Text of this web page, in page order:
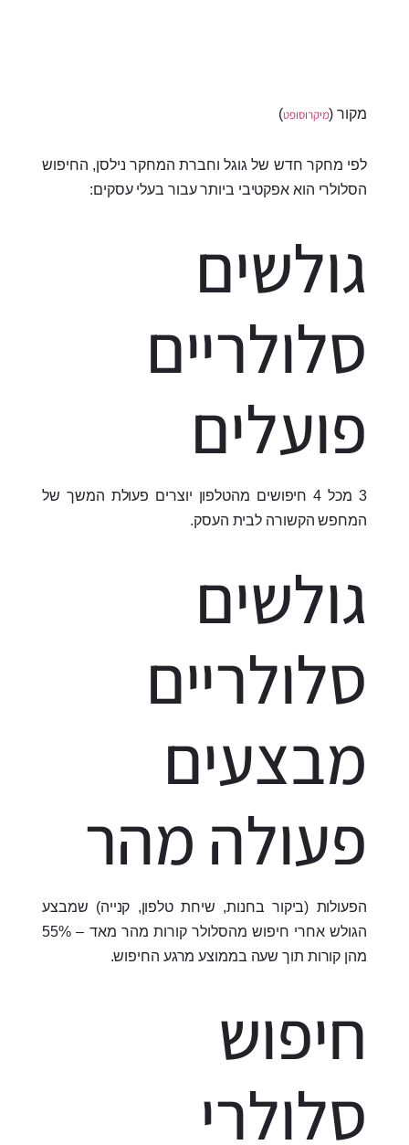
מקור (מיקרוסופט)
לפי מחקר חדש של גוגל וחברת המחקר נילסן, החיפוש
הסלולרי הוא אפקטיבי ביותר עבור בעלי עסקים:
גולשים
סלולריים
פועלים
3 מכל 4 חיפושים מהטלפון יוצרים פעולת המשך של
המחפש הקשורה לבית העסק.
גולשים
סלולריים
מבצעים
פעולה מהר
הפעולות (ביקור בחנות, שיחת טלפון, קנייה) שמבצע
הגולש אחרי חיפוש מהסלולר קורות מהר מאד – 55%
מהן קורות תוך שעה בממוצע מרגע החיפוש.
חיפוש
סלולרי